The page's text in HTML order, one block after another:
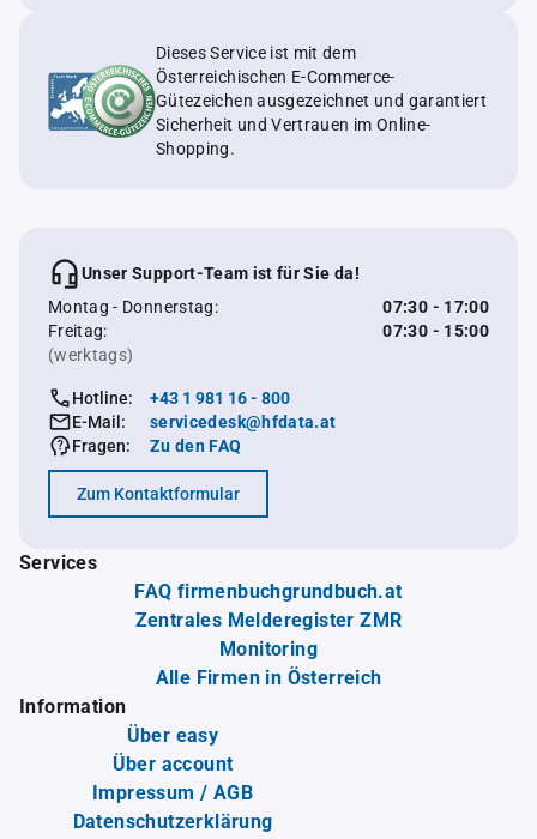
Dieses Service ist mit dem
Österreichischen E-Commerce-
Gütezeichen ausgezeichnet und garantiert
Sicherheit und Vertrauen im Online-
Shopping.
Unser Support-Team ist für Sie da!
Montag - Donnerstag:
07:30 - 17:00
Freitag:
07:30 - 15:00
(werktags)
Hotline:
+43 1 981 16 - 800
E-Mail:
servicedesk@hfdata.at
Fragen:
Zu den FAQ
Zum Kontaktformular
Services
FAQ firmenbuchgrundbuch.at
Zentrales Melderegister ZMR
Monitoring
Alle Firmen in Österreich
Information
Über easy
Über account
Impressum / AGB
Datenschutzerklärung